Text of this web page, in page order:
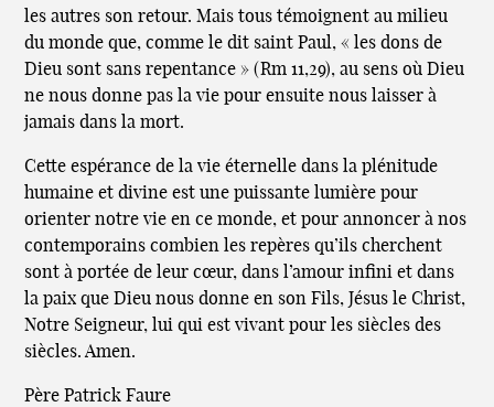
les autres son retour. Mais tous témoignent au milieu
du monde que, comme le dit saint Paul, « les dons de
Dieu sont sans repentance » (Rm 11,29), au sens où Dieu
ne nous donne pas la vie pour ensuite nous laisser à
jamais dans la mort.
Cette espérance de la vie éternelle dans la plénitude
humaine et divine est une puissante lumière pour
orienter notre vie en ce monde, et pour annoncer à nos
contemporains combien les repères qu’ils cherchent
sont à portée de leur cœur, dans l’amour infini et dans
la paix que Dieu nous donne en son Fils, Jésus le Christ,
Notre Seigneur, lui qui est vivant pour les siècles des
siècles. Amen.
Père Patrick Faure